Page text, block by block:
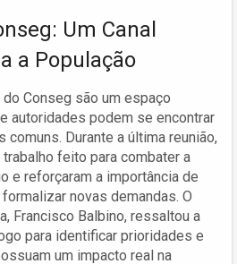
Um Canal
a População
Conseg são um espaço
autoridades podem se encontrar
Durante a última reunião,
feito para combater a
e reforçaram a importância de
novas demandas. O
Francisco Balbino, ressaltou a
para identificar prioridades e
um impacto real na